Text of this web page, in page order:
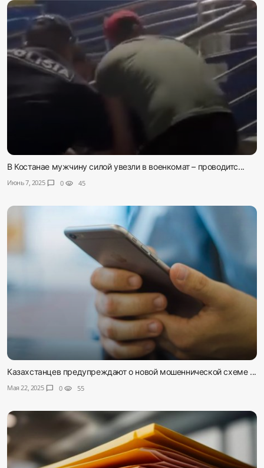
В Костанае мужчину силой увезли в военкомат – проводитс...
Июнь 7, 2025 chat_bubble 0 visibility 45
Казахстанцев предупреждают о новой мошеннической схеме ...
Мая 22, 2025 chat_bubble 0 visibility 55